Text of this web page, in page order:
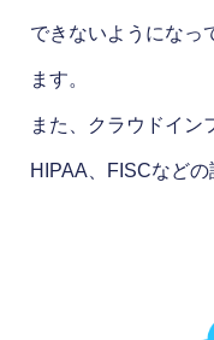
できないようになっ
ます。
また、クラウドイン
HIPAA、FISCなどの